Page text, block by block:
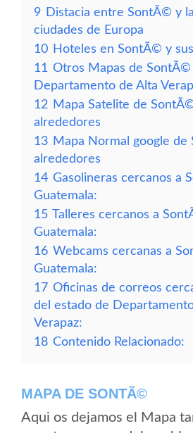
9 Distacia entre SontÃ© y
ciudades de Europa
10 Hoteles en SontÃ© y
11 Otros Mapas de SontÃ©
Departamento de Alta
12 Mapa Satelite de
alrededores
13 Mapa Normal google de
alrededores
14 Gasolineras cercanos a
Guatemala:
15 Talleres cercanos a
Guatemala:
16 Webcams cercanas a
Guatemala:
17 Oficinas de correos
del estado de
Verapaz:
18 Contenido Relacionado:
MAPA DE SONTÃ©
Aqui os dejamos el Mapa